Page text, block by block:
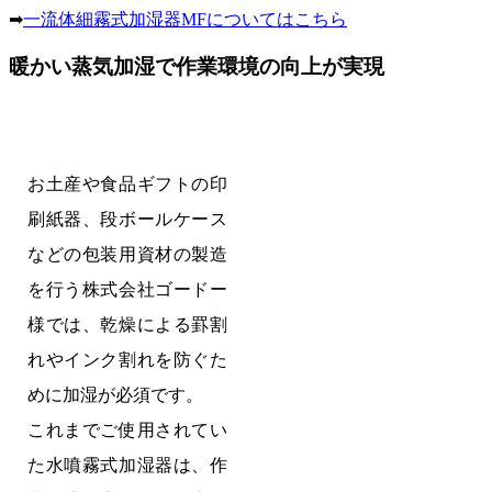
➡一流体細霧式加湿器MFについてはこちら
暖かい蒸気加湿で作業環境の向上が実現
お土産や食品ギフトの印
刷紙器、段ボールケース
などの包装用資材の製造
を行う株式会社ゴードー
様では、乾燥による罫割
れやインク割れを防ぐた
めに加湿が必須です。
これまでご使用されてい
た水噴霧式加湿器は、作